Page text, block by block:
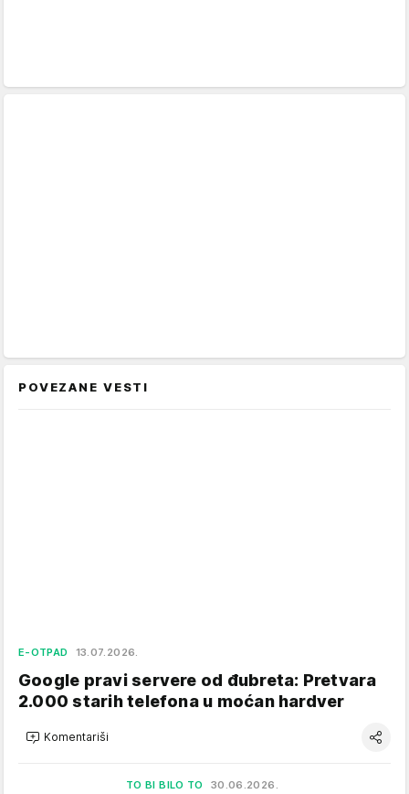
POVEZANE VESTI
E-OTPAD 13.07.2026.
Google pravi servere od đubreta: Pretvara
2.000 starih telefona u moćan hardver
Komentariši
TO BI BILO TO 30.06.2026.